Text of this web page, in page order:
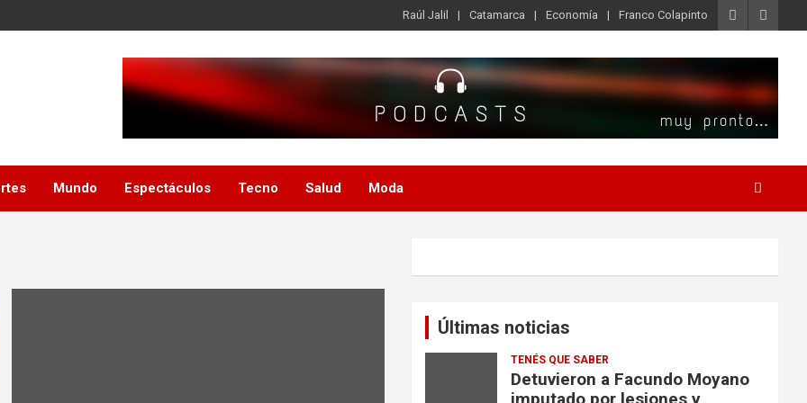
Raúl Jalil Catamarca Economía Franco Colapinto
Mundo Espectáculos Tecno Salud Moda
Últimas noticias
TENÉS QUE SABER
Detuvieron a Facundo Moyano